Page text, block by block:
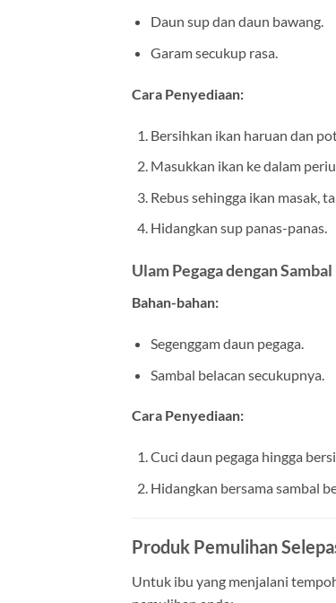
Daun sup dan daun bawang.
Garam secukup rasa.
Cara Penyediaan:
Bersihkan ikan haruan dan
Masukkan ikan ke dalam
Rebus sehingga ikan masak,
Hidangkan sup panas-panas.
Ulam Pegaga dengan
Bahan-bahan:
Segenggam daun pegaga.
Sambal belacan secukupnya.
Cara Penyediaan:
Cuci daun pegaga hingga
Hidangkan bersama sambal
Produk Pemulihan
Untuk ibu yang menjalani